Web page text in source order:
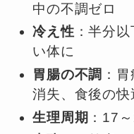
中の不調ゼロ
冷え性 ：半分
い体に
胃腸の不調 ：
消失、食後の快
生理周期 ：17